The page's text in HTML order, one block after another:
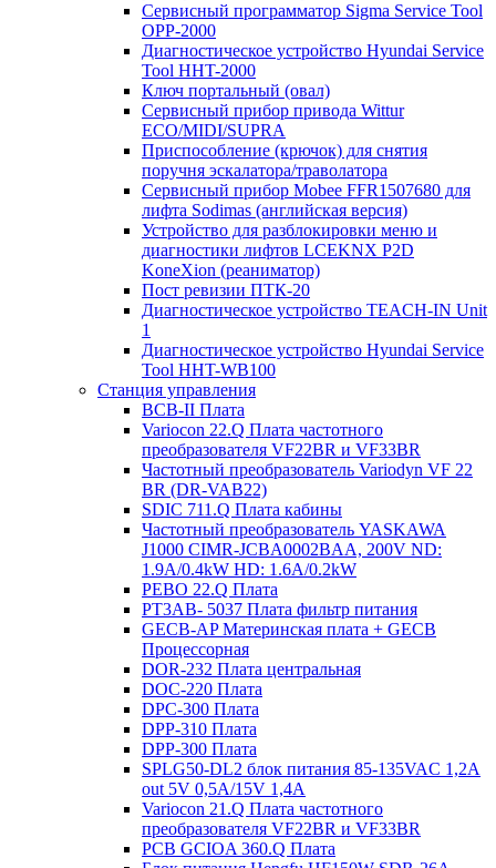
Сервисный программатор Sigma Service Tool
OPP-2000
Диагностическое устройство Hyundai Service
Tool HHT-2000
Ключ портальный (овал)
Сервисный прибор привода Wittur
ECO/MIDI/SUPRA
Приспособление (крючок) для снятия
поручня эскалатора/траволатора
Сервисный прибор Mobee FFR1507680 для
лифта Sodimas (английская версия)
Устройство для разблокировки меню и
диагностики лифтов LCEKNX P2D
KoneXion (реаниматор)
Пост ревизии ПТК-20
Диагностическое устройство TEACH-IN Unit
1
Диагностическое устройство Hyundai Service
Tool HHT-WB100
Станция управления
BCB-II Плата
Variocon 22.Q Плата частотного
преобразователя VF22BR и VF33BR
Частотный преобразователь Variodyn VF 22
BR (DR-VAB22)
SDIC 711.Q Плата кабины
Частотный преобразователь YASKAWA
J1000 CIMR-JCBA0002BAA, 200V ND:
1.9A/0.4kW HD: 1.6A/0.2kW
PEBO 22.Q Плата
РТ3АВ- 5037 Плата фильтр питания
GECB-AP Материнская плата + GECB
Процессорная
DOR-232 Плата центральная
DOC-220 Плата
DPC-300 Плата
DPP-310 Плата
DPP-300 Плата
SPLG50-DL2 блок питания 85-135VAC 1,2А
out 5V 0,5А/15V 1,4А
Variocon 21.Q Плата частотного
преобразователя VF22BR и VF33BR
PCB GCIOA 360.Q Плата